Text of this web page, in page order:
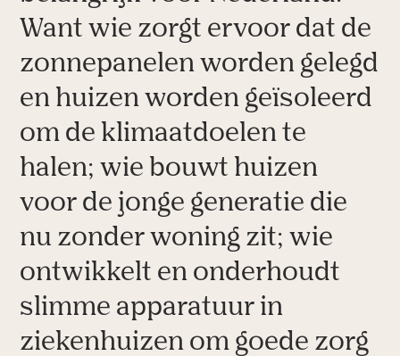
Want wie zorgt ervoor dat de
zonnepanelen worden gelegd
en huizen worden geïsoleerd
om de klimaatdoelen te
halen; wie bouwt huizen
voor de jonge generatie die
nu zonder woning zit; wie
ontwikkelt en onderhoudt
slimme apparatuur in
ziekenhuizen om goede zorg